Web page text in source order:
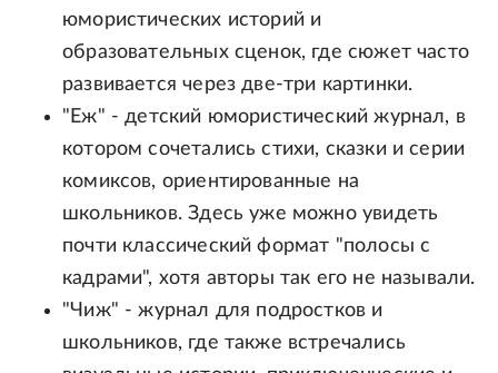
юмористических историй и
образовательных сценок, где сюжет часто
развивается через две-три картинки.
"Еж" - детский юмористический журнал, в
котором сочетались стихи, сказки и серии
комиксов, ориентированные на
школьников. Здесь уже можно увидеть
почти классический формат "полосы с
кадрами", хотя авторы так его не называли.
"Чиж" - журнал для подростков и
школьников, где также встречались